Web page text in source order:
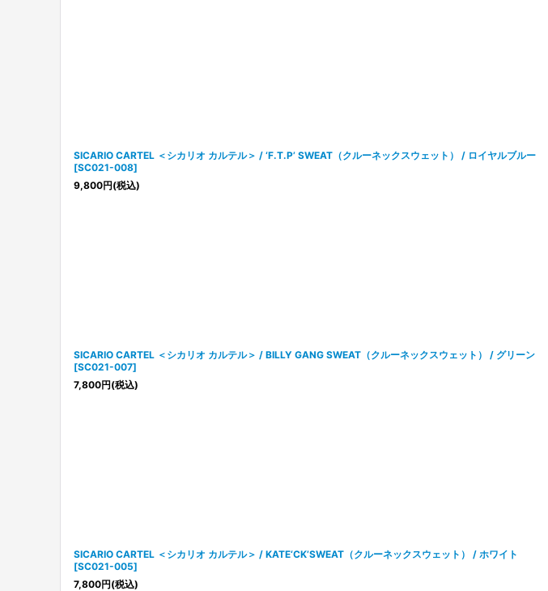
SICARIO CARTEL ＜シカリオ カルテル＞ / ‘F.T.P’ SWEAT（クルーネックスウェット） / ロイヤルブルー
[SC021-008]
9,800円(税込)
SICARIO CARTEL ＜シカリオ カルテル＞ / BILLY GANG SWEAT（クルーネックスウェット） / グリーン
[SC021-007]
7,800円(税込)
SICARIO CARTEL ＜シカリオ カルテル＞ / KATE‘CK’SWEAT（クルーネックスウェット） / ホワイト
[SC021-005]
7,800円(税込)